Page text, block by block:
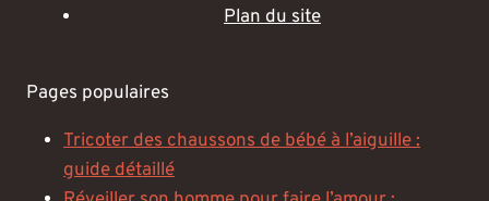
Plan du site
Pages populaires
Tricoter des chaussons de bébé à l’aiguille :
guide détaillé